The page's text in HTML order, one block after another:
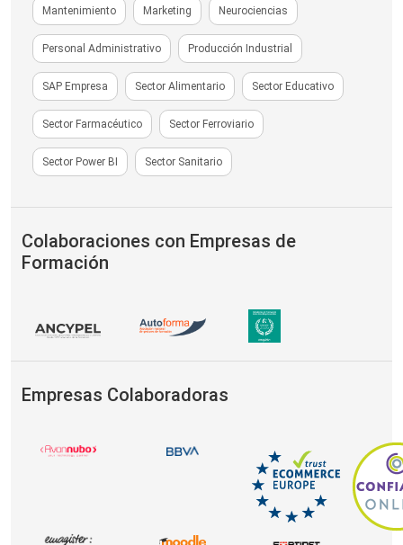
Mantenimiento Marketing Neurociencias
Personal Administrativo Producción Industrial
SAP Empresa Sector Alimentario Sector Educativo
Sector Farmacéutico Sector Ferroviario
Sector Power BI Sector Sanitario
Colaboraciones con Empresas de
Formación
Empresas Colaboradoras